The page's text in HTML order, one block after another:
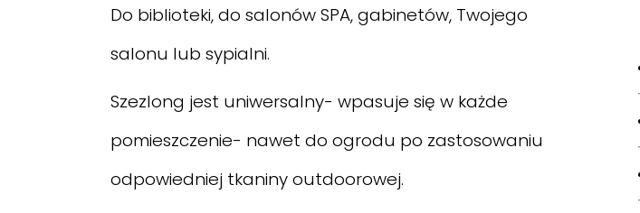
Do biblioteki, do salonów SPA, gabinetów, Twojego
salonu lub sypialni.
Szezlong jest uniwersalny- wpasuje się w każde
pomieszczenie- nawet do ogrodu po zastosowaniu
odpowiedniej tkaniny outdoorowej.